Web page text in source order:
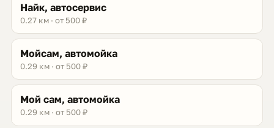
Найк, автосервис
0.27 км · от 500 ₽
Мойсам, автомойка
0.29 км · от 500 ₽
Мой сам, автомойка
0.29 км · от 500 ₽